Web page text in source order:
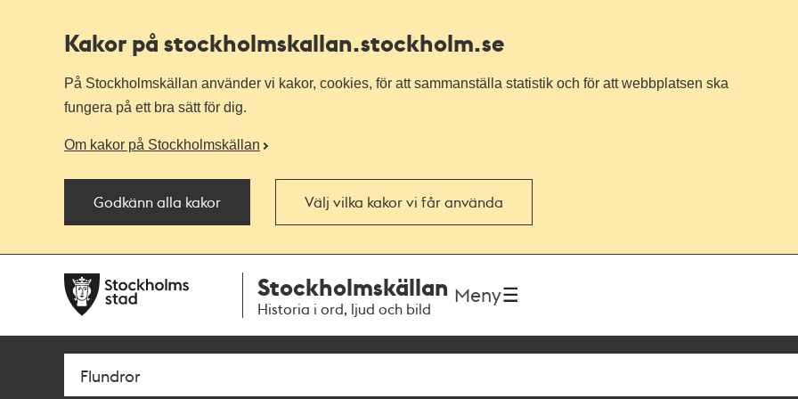
Kakor på stockholmskallan.stockholm.se
På Stockholmskällan använder vi kakor, cookies, för att sammanställa statistik och för att webbplatsen ska
fungera på ett bra sätt för dig.
Om kakor på Stockholmskällan
Godkänn alla kakor Välj vilka kakor vi får använda
navigationen
huvudinnehållet
Stockholmskällan
Historia i ord, ljud och bild
Meny
Sök